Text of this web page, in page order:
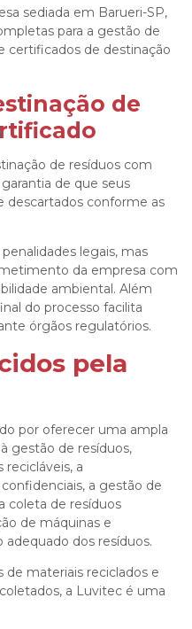
sediada em Barueri-SP,
para a gestão de
certificados de destinação
de
de resíduos com
de que seus
descartados conforme as
legais, mas
da empresa com
ambiental. Além
do processo facilita
órgãos regulatórios.
pela
por oferecer uma ampla
gestão de resíduos,
a
a gestão de
coleta de resíduos
de máquinas e
dos resíduos.
materiais reciclados e
a Luvitec é uma